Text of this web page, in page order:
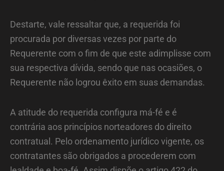
Destarte, vale ressaltar que, a requerida foi
procurada por diversas vezes por parte do
Requerente com o fim de que este adimplisse com
sua respectiva dívida, sendo que nas ocasiões, o
Requerente não logrou êxito em suas demandas.
A atitude do requerida configura má-fé e é
contrária aos princípios norteadores do direito
contratual. Pelo ordenamento jurídico vigente, os
contratantes são obrigados a procederem com